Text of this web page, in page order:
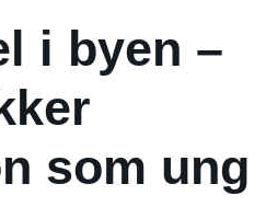
i byen –
som ung